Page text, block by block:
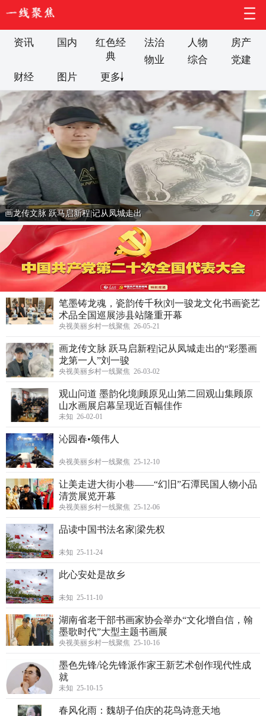
资讯 国内
红色经
典
法治 人物
房产
物业
综合
党建
财经
图片 更多
画龙传文脉 跃马启新程|记从凤城走出 2/5
笔墨铸龙魂，瓷韵传千秋|刘一骏龙文化书画瓷艺
术品全国巡展涉县站隆重开幕
央视美丽乡村一线聚焦 26-05-21
画龙传文脉 跃马启新程|记从凤城走出的“彩墨画
龙第一人”刘一骏
央视美丽乡村一线聚焦 26-03-02
观山问道 墨韵化境|顾原见山第二回观山集顾原
山水画展启幕呈现近百幅佳作
未知 26-02-01
沁园春•颂伟人
央视美丽乡村一线聚焦 25-12-10
让美走进大街小巷——“幻旧”石潭民国人物小品
清赏展览开幕
央视美丽乡村一线聚焦 25-12-06
品读中国书法名家|梁先权
未知 25-11-24
此心安处是故乡
未知 25-11-10
湖南省老干部书画家协会举办“文化增自信，翰
墨歌时代”大型主题书画展
央视美丽乡村一线聚焦 25-10-16
墨色先锋/论先锋派作家王新艺术创作现代性成
就
未知 25-10-15
春风化雨：魏胡子伯庆的花鸟诗意天地